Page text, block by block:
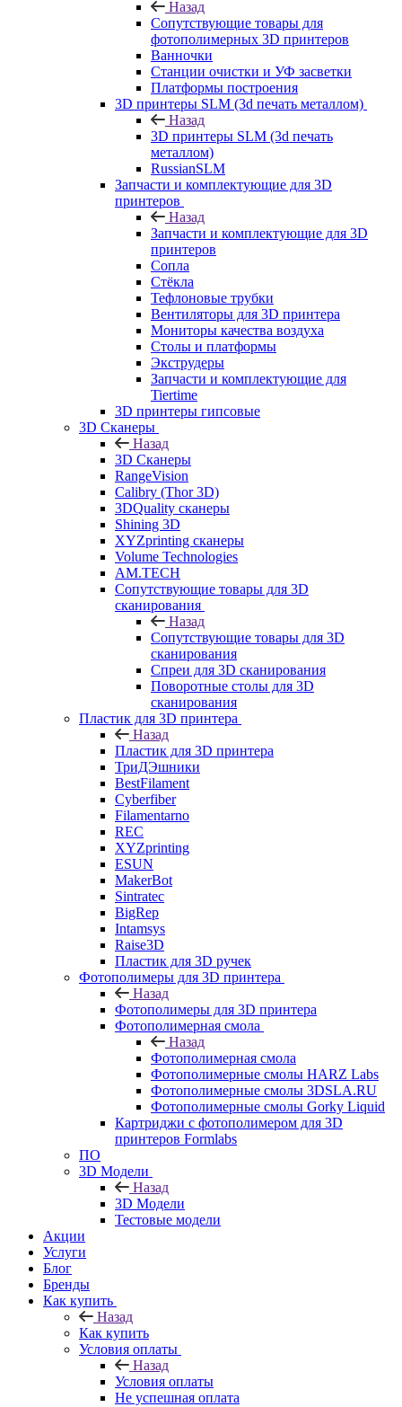
Назад
Сопутствующие товары для
фотополимерных 3D принтеров
Ванночки
Станции очистки и УФ засветки
Платформы построения
3D принтеры SLM (3d печать металлом)
Назад
3D принтеры SLM (3d печать
металлом)
RussianSLM
Запчасти и комплектующие для 3D
принтеров
Назад
Запчасти и комплектующие для 3D
принтеров
Сопла
Cтёкла
Тефлоновые трубки
Вентиляторы для 3D принтера
Мониторы качества воздуха
Столы и платформы
Экструдеры
Запчасти и комплектующие для
Tiertime
3D принтеры гипсовые
3D Сканеры
Назад
3D Сканеры
RangeVision
Calibry (Thor 3D)
3DQuality сканеры
Shining 3D
XYZprinting сканеры
Volume Technologies
AM.TECH
Сопутствующие товары для 3D
сканирования
Назад
Сопутствующие товары для 3D
сканирования
Спреи для 3D сканирования
Поворотные столы для 3D
сканирования
Пластик для 3D принтера
Назад
Пластик для 3D принтера
ТриДЭшники
BestFilament
Cyberfiber
Filamentarno
REC
XYZprinting
ESUN
MakerBot
Sintratec
BigRep
Intamsys
Raise3D
Пластик для 3D ручек
Фотополимеры для 3D принтера
Назад
Фотополимеры для 3D принтера
Фотополимерная смола
Назад
Фотополимерная смола
Фотополимерные смолы HARZ Labs
Фотополимерные смолы 3DSLA.RU
Фотополимерные смолы Gorky Liquid
Картриджи с фотополимером для 3D
принтеров Formlabs
ПО
3D Модели
Назад
3D Модели
Тестовые модели
Акции
Услуги
Блог
Бренды
Как купить
Назад
Как купить
Условия оплаты
Назад
Условия оплаты
Не успешная оплата